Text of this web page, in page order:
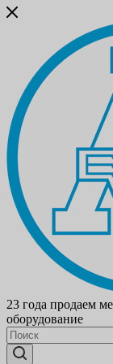
23 года продаем
оборудование